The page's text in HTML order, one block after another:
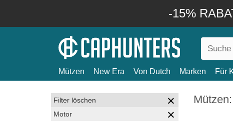
-15%
Mützen New Era Von Dutch Marken Für
Filter löschen
Motor